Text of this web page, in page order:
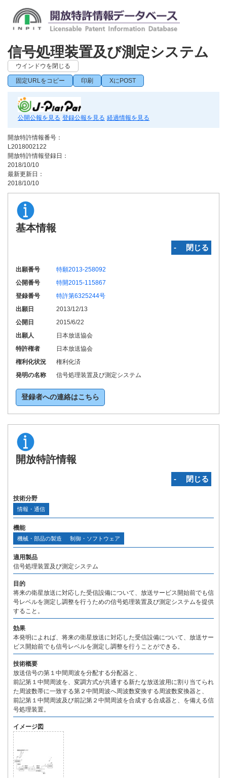
信号処理装置及び測定システム
ウインドウを閉じる
固定URLをコピー 印刷 XにPOST
公開公報を見る 登録公報を見る 経過情報を見る
開放特許情報番号：
L2018002122
開放特許情報登録日：
2018/10/10
最新更新日：
2018/10/10
基本情報
‐ 閉じる
出願番号
特願2013-258092
公開番号
特開2015-115867
登録番号
特許第6325244号
出願日
2013/12/13
公開日
2015/6/22
出願人
日本放送協会
特許権者
日本放送協会
権利化状況
権利化済
発明の名称
信号処理装置及び測定システム
登録者への連絡はこちら
開放特許情報
‐ 閉じる
技術分野
情報・通信
機能
機械・部品の製造 制御・ソフトウェア
適用製品
信号処理装置及び測定システム
目的
将来の衛星放送に対応した受信設備について、放送サービス開始前でも信
号レベルを測定し調整を行うための信号処理装置及び測定システムを提供
すること。
効果
本発明によれば、将来の衛星放送に対応した受信設備について、放送サー
ビス開始前でも信号レベルを測定し調整を行うことができる。
技術概要
放送信号の第１中間周波を分配する分配器と、
前記第１中間周波を、変調方式が共通する新たな放送波用に割り当てられ
た周波数帯に一致する第２中間周波へ周波数変換する周波数変換器と、
前記第１中間周波及び前記第２中間周波を合成する合成器と、を備える信
号処理装置。
イメージ図